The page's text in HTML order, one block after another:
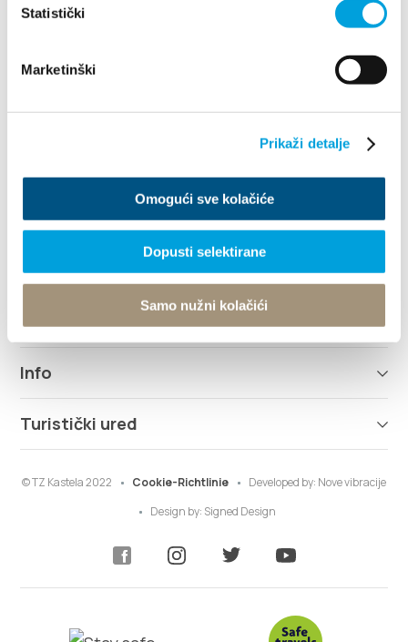
Statistički
Marketinški
Prikaži detalje
Omogući sve kolačiće
Dopusti selektirane
Samo nužni kolačići
Villa Nika, Kamberovo šetalište 30
info@kastela-info.hr
Erforsche
Destination
Was kann man machen
Info
Turistički ured
© TZ Kastela 2022 Cookie-Richtlinie Developed by: Nove vibracije
Design by: Signed Design